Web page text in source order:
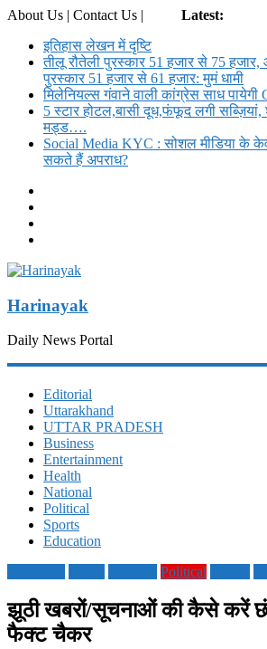
About Us | Contact Us |
Latest:
इतिहास लेखन में दृष्टि
तीलू रौतेली पुरस्कार 51 हजार से 75 हजार,
पुरस्कार 51 हजार से 61 हजार: मुमं धामी
मिलेनियल्स गंवाने वाली कांग्रेस साध पायेगी
5 स्टार होटल,बासी दूध,फंफूद लगी सब्ज़ियां,
मड्ड….
Social Media KYC : सोशल मीडिया के
सकते हैं अपराध?
Harinayak
Daily News Portal
Editorial
Uttarakhand
UTTAR PRADESH
Business
Entertainment
Health
National
Political
Sports
Education
Political
झूठी खबरों/सूचनाओं की कैसे करें
फैक्ट चैकर